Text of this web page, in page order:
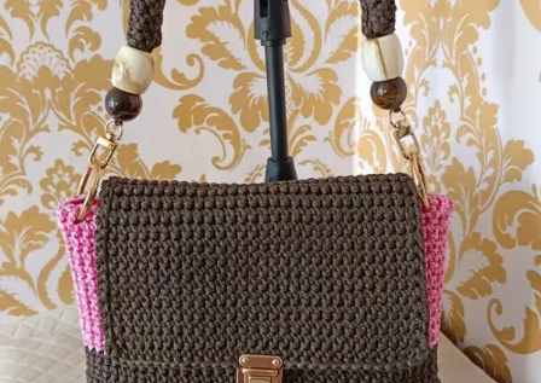
decente
para
quem
mais
precisa!